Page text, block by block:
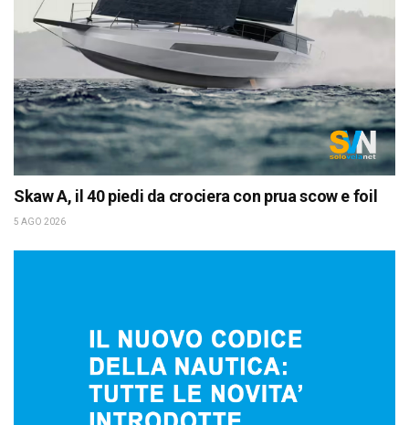
Skaw A, il 40 piedi da crociera con prua scow e foil
5 AGO 2026